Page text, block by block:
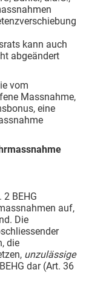
kann auch
abgeändert
vom
Massnahme,
eine
2 BEHG
auf,
Die
die
unzulässige
dar (Art. 36